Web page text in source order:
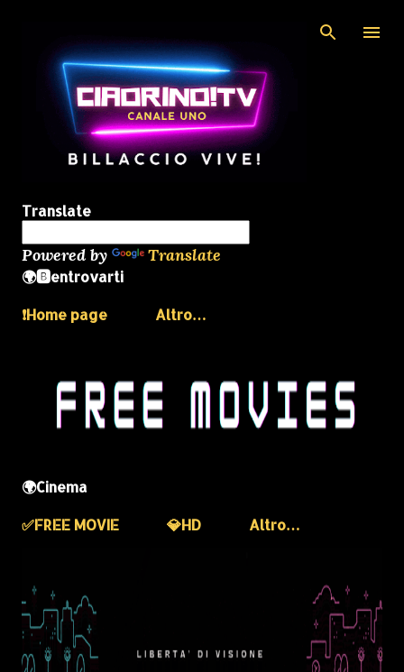
Translate
Powered by Translate
🌍🅱️entrovarti
❗️Home page
Altro…
🌍Cinema
✅️FREE MOVIE
💎HD Altro…